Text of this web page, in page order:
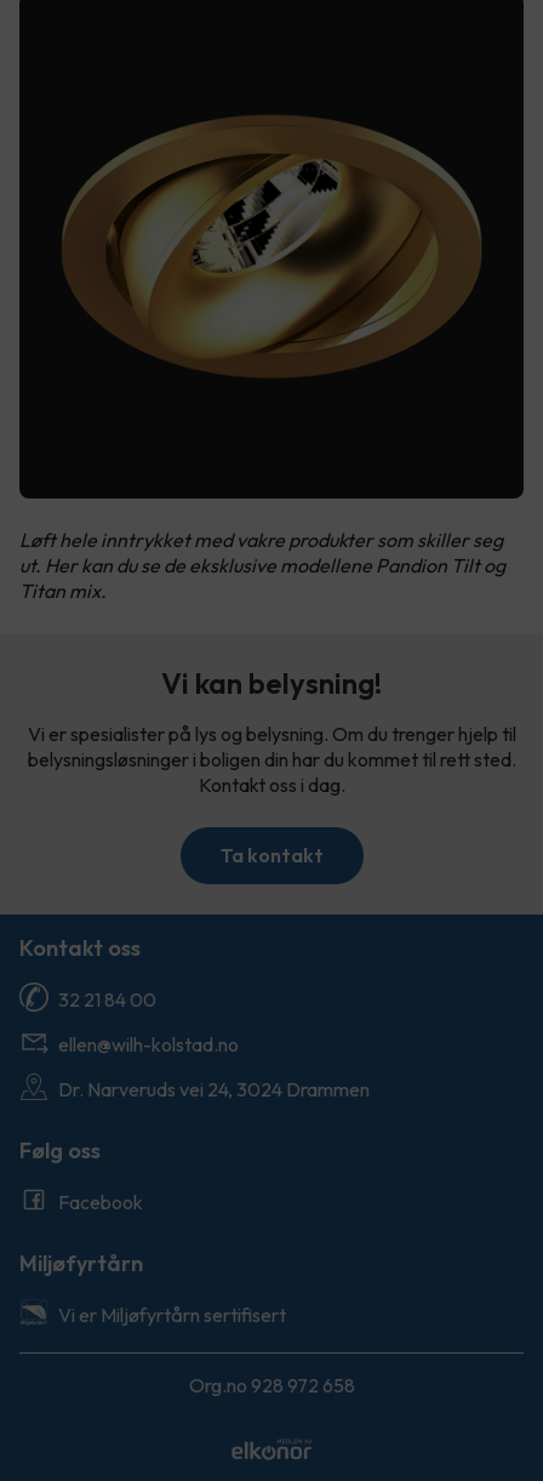
Løft hele inntrykket med vakre produkter som skiller seg
ut. Her kan du se de eksklusive modellene Pandion Tilt og
Titan mix.
Vi kan belysning!
Vi er spesialister på lys og belysning. Om du trenger hjelp til
belysningsløsninger i boligen din har du kommet til rett sted.
Kontakt oss i dag.
Ta kontakt
Kontakt oss
32 21 84 00
ellen@wilh-kolstad.no
Dr. Narveruds vei 24, 3024 Drammen
Følg oss
Facebook
Miljøfyrtårn
Vi er Miljøfyrtårn sertifisert
Org.no 928 972 658